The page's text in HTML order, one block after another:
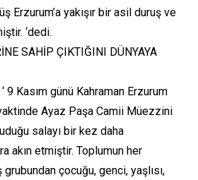
Erzurum’a yakışır bir asil duruş ve
‘dedi.
SAHİP ÇIKTIĞINI DÜNYAYA
9 Kasım günü Kahraman Erzurum
Ayaz Paşa Camii Müezzini
salayı bir kez daha
akın etmiştir. Toplumun her
çocuğu, genci, yaşlısı,